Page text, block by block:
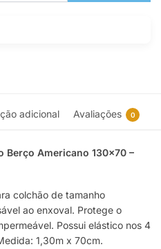
adicional Avaliações 0
Berço Americano 130×70 –
colchão de tamanho
ao enxoval. Protege o
Possui elástico nos 4
1,30m x 70cm.